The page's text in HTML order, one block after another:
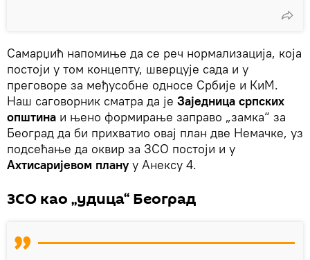
Самарџић напомиње да се реч нормализација, која
постоји у том концепту, шверцује сада и у
преговоре за међусобне односе Србије и КиМ.
Наш саговорник сматра да је Заједница српских
општина и њено формирање заправо „замка“ за
Београд да би прихватио овај план две Немачке, уз
подсећање да оквир за ЗСО постоји и у
Ахтисаријевом плануу Анексу 4.
ЗСО као „удица“ Београд